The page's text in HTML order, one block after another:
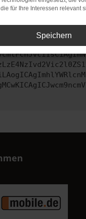
versucht hast,
die für Ihre Interessen relevant
Speichern